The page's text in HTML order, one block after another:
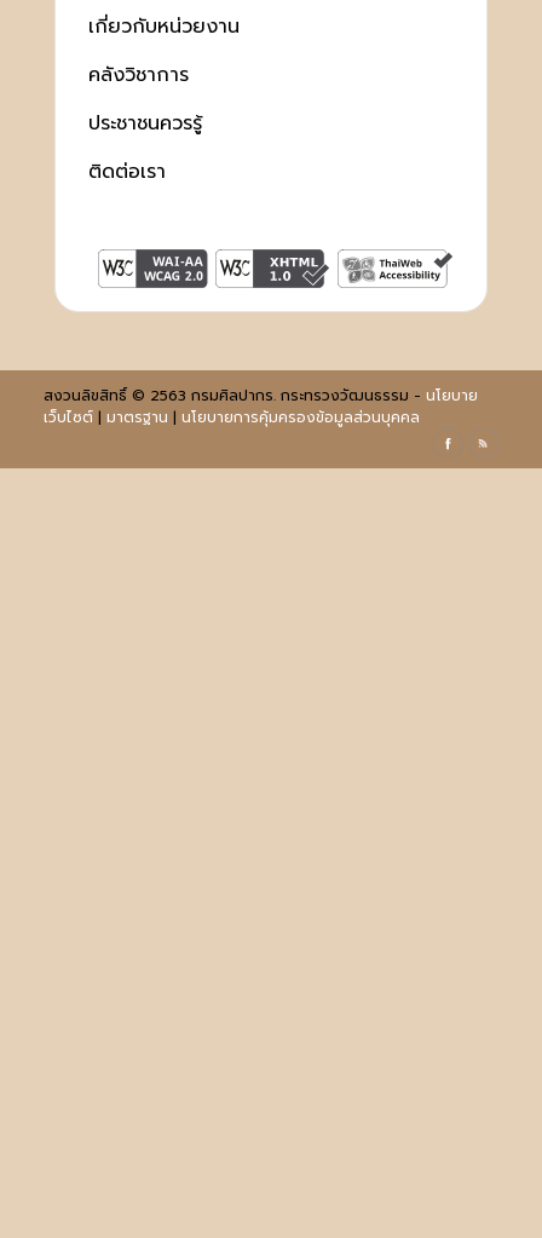
เกี่ยวกับหน่วยงาน
คลังวิชาการ
ประชาชนควรรู้
ติดต่อเรา
สงวนลิขสิทธิ์ © 2563 กรมศิลปากร. กระทรวงวัฒนธรรม - นโยบาย
เว็บไซต์| มาตรฐาน | นโยบายการคุ้มครองข้อมูลส่วนบุคคล